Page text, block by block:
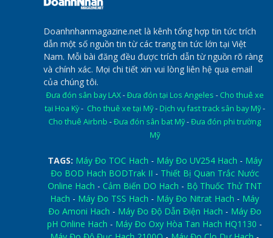
Doanhnhanmagazine.net là kênh tổng hợp tin tức trích
dẫn một số nguồn tin từ các trang tin tức lớn tại Việt
Nam. Mỗi bài đăng đều được trích dẫn từ nguồn rõ ràng
và chính xác. Mọi chi tiết xin vui lòng liên hệ qua email
của chúng tôi.
Đưa đón sân bay LAX-Đưa đón tại Los Angeles - Cho thuê xe
tại Hoa Kỳ- Cho thuê xe tại Mỹ- Dịch vụ fast track sân bay Mỹ-
Cho thuê Airbnb -Đưa đón sân bat Mỹ-Đưa đón phi trường
Mỹ
TAGS: Máy Đo TOC Hach - Máy Đo UV254 Hach - Máy
Đo BOD Hach BODTrak II - Thiết Bị Quan Trắc Nước
Online Hach - Cảm Biến DO Hach - Bộ Thuốc Thử TNT
Hach - Máy Đo TSS Hach - Máy Đo Nitrat Hach - Máy
Đo Amoni Hach - Máy Đo Độ Dẫn Điện Hach - Máy Đo
pH Online Hach - Máy Đo Oxy Hòa Tan Hach HQ1130 -